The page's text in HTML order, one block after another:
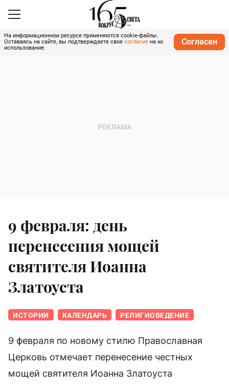
На информационном ресурсе применяются cookie-файлы.
Оставаясь на сайте, вы подтверждаете свое согласие на их
использование.
Согласен
9 февраля: день
перенесения мощей
святителя Иоанна
Златоуста
ИСТОРИИ КАЛЕНДАРЬ РЕЛИГИОВЕДЕНИЕ
9 февраля по новому стилю Православная
Церковь отмечает перенесение честных
мощей святителя Иоанна Златоуста